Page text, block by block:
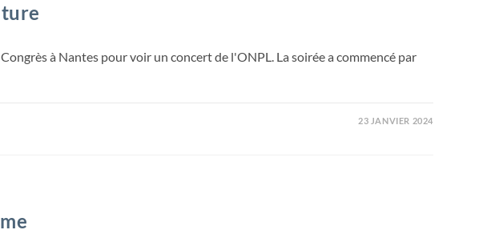
à Nantes pour voir un concert de l'ONPL. La soirée a commencé par
23 JANVIER 2024